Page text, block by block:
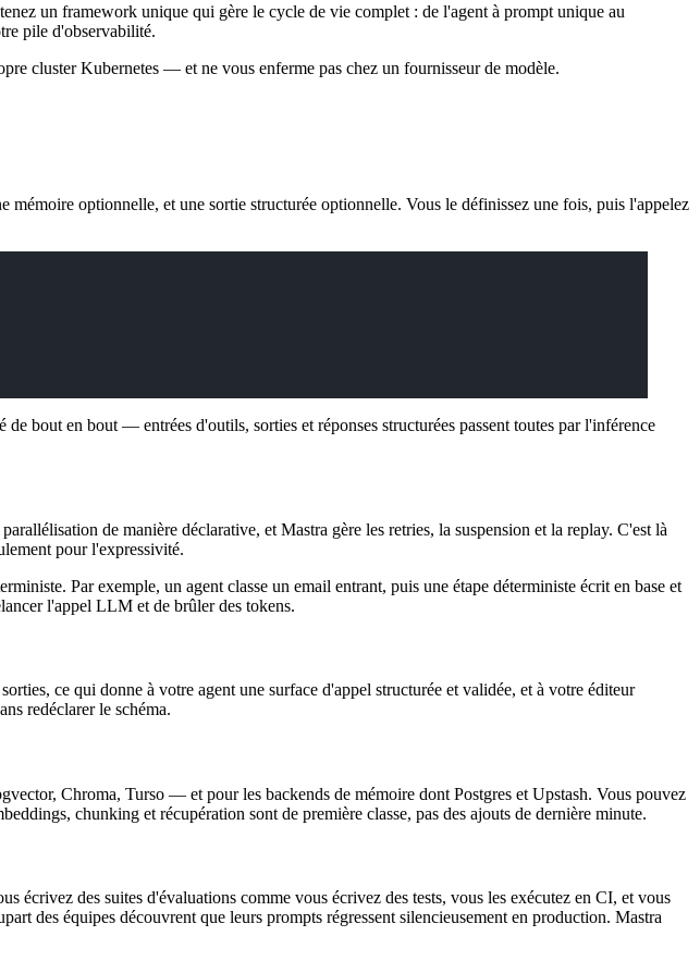
un framework unique qui gère le cycle de vie complet : de l'agent à prompt unique au
pile d'observabilité.
cluster Kubernetes — et ne vous enferme pas chez un fournisseur de modèle.
optionnelle, et une sortie structurée optionnelle. Vous le définissez une fois, puis l'appelez
bout en bout — entrées d'outils, sorties et réponses structurées passent toutes par l'inférence
de manière déclarative, et Mastra gère les retries, la suspension et la replay. C'est là
pour l'expressivité.
Par exemple, un agent classe un email entrant, puis une étape déterministe écrit en base et
l'appel LLM et de brûler des tokens.
ce qui donne à votre agent une surface d'appel structurée et validée, et à votre éditeur
redéclarer le schéma.
Chroma, Turso — et pour les backends de mémoire dont Postgres et Upstash. Vous pouvez
chunking et récupération sont de première classe, pas des ajouts de dernière minute.
des suites d'évaluations comme vous écrivez des tests, vous les exécutez en CI, et vous
des équipes découvrent que leurs prompts régressent silencieusement en production. Mastra